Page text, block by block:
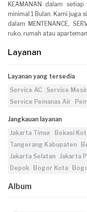
KEAMANAN dalam
minimal 1 Bulan. Kami juga
dalam MENTENANCE,
ruko, rumah atau
Layanan
Layanan yang tersedia
Service AC
Service
Service Pemanas Air
Jangkauan layanan
Jakarta Timur
Bekasi
Tangerang Kabupaten
Jakarta Selatan Jakarta
Depok
Bogor Kota
Album